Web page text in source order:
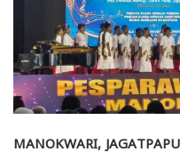
MANOKWARI,